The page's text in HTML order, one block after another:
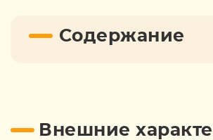
Содержание
Внешние